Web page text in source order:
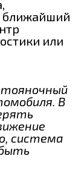
ближайший
или
В
система